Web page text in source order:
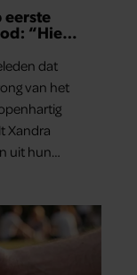
“Hier
dat
van het
Xandra
uit hun
leven